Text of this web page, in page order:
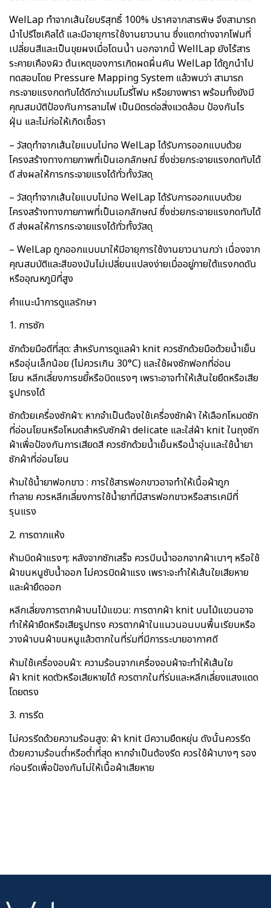
WelLap ทำจากเส้นใยบริสุทธิ์ 100% ปราศจากสารพิษ จึงสามารถ
นำไปรีไซเคิลได้ และมีอายุการใช้งานยาวนาน ซึ่งแตกต่างจากโฟมที่
เปลี่ยนสีและเป็นขุยผงเมื่อโดนน้ำ นอกจากนี้ WellLap ยังไร้สาร
ระคายเคืองผิว ต้นเหตุของการเกิดผดผื่นคัน WelLap ได้ถูกนำไป
ทดสอบโดย Pressure Mapping System แล้วพบว่า สามารถ
กระจายแรงกดทับได้ดีกว่าเมมโมรี่โฟม หรือยางพารา พร้อมทั้งยังมี
คุณสมบัติป้องกันการลามไฟ เป็นมิตรต่อสิ่งแวดล้อม ป้องกันไร
ฝุ่น และไม่ก่อให้เกิดเชื้อรา
– วัสดุทำจากเส้นใยแบบไม่ทอ WelLap ได้รับการออกแบบด้วย
โครงสร้างทางกายภาพที่เป็นเอกลักษณ์ ซึ่งช่วยกระจายแรงกดทับได้
ดี ส่งผลให้การกระจายแรงได้ทั่วทั้งวัสดุ
– วัสดุทำจากเส้นใยแบบไม่ทอ WelLap ได้รับการออกแบบด้วย
โครงสร้างทางกายภาพที่เป็นเอกลักษณ์ ซึ่งช่วยกระจายแรงกดทับได้
ดี ส่งผลให้การกระจายแรงได้ทั่วทั้งวัสดุ
– WelLap ถูกออกแบบมาให้มีอายุการใช้งานยาวนานกว่า เนื่องจาก
คุณสมบัติและสีของมันไม่เปลี่ยนแปลงง่ายเมื่ออยู่ภายใต้แรงกดดัน
หรืออุณหภูมิที่สูง
คำแนะนำการดูแลรักษา
1. การซัก
ซักด้วยมือดีที่สุด: สำหรับการดูแลผ้า knit ควรซักด้วยมือด้วยน้ำเย็น
หรืออุ่นเล็กน้อย (ไม่ควรเกิน 30°C) และใช้ผงซักฟอกที่อ่อน
โยน หลีกเลี่ยงการขยี้หรือบิดแรงๆ เพราะอาจทำให้เส้นใยยืดหรือเสีย
รูปทรงได้
ซักด้วยเครื่องซักผ้า: หากจำเป็นต้องใช้เครื่องซักผ้า ให้เลือกโหมดซัก
ที่อ่อนโยนหรือโหมดสำหรับซักผ้า delicate และใส่ผ้า knit ในถุงซัก
ผ้าเพื่อป้องกันการเสียดสี ควรซักด้วยน้ำเย็นหรือน้ำอุ่นและใช้น้ำยา
ซักผ้าที่อ่อนโยน
ห้ามใช้น้ำยาฟอกขาว : การใช้สารฟอกขาวอาจทำให้เนื้อผ้าถูก
ทำลาย ควรหลีกเลี่ยงการใช้น้ำยาที่มีสารฟอกขาวหรือสารเคมีที่
รุนแรง
2. การตากแห้ง
ห้ามบิดผ้าแรงๆ: หลังจากซักเสร็จ ควรบีบน้ำออกจากผ้าเบาๆ หรือใช้
ผ้าขนหนูซับน้ำออก ไม่ควรบิดผ้าแรง เพราะจะทำให้เส้นใยเสียหาย
และผ้ายืดออก
หลีกเลี่ยงการตากผ้าบนไม้แขวน: การตากผ้า knit บนไม้แขวนอาจ
ทำให้ผ้ายืดหรือเสียรูปทรง ควรตากผ้าในแนวนอนบนพื้นเรียบหรือ
วางผ้าบนผ้าขนหนูแล้วตากในที่ร่มที่มีการระบายอากาศดี
ห้ามใช้เครื่องอบผ้า: ความร้อนจากเครื่องอบผ้าจะทำให้เส้นใย
ผ้า knit หดตัวหรือเสียหายได้ ควรตากในที่ร่มและหลีกเลี่ยงแสงแดด
โดยตรง
3. การรีด
ไม่ควรรีดด้วยความร้อนสูง: ผ้า knit มีความยืดหยุ่น ดังนั้นควรรีด
ด้วยความร้อนต่ำหรือต่ำที่สุด หากจำเป็นต้องรีด ควรใช้ผ้าบางๆ รอง
ก่อนรีดเพื่อป้องกันไม่ให้เนื้อผ้าเสียหาย